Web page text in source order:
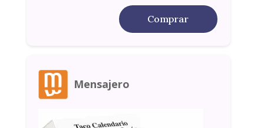
Comprar
Mensajero